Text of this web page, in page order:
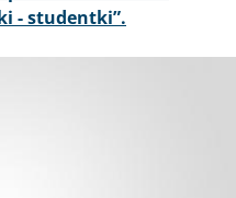
- studentki”.